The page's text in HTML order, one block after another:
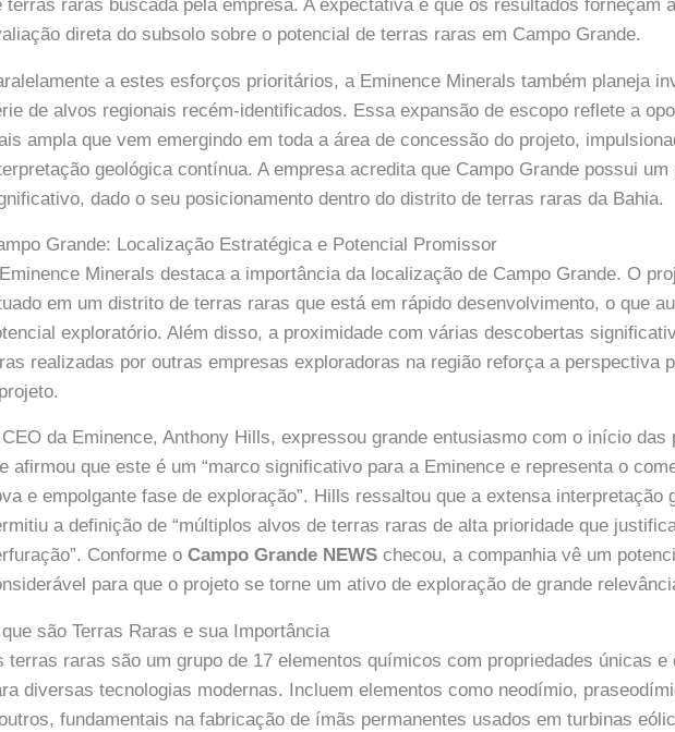
terras raras buscada pela empresa. A expectativa é que os resultados forneçam
direta do subsolo sobre o potencial de terras raras em Campo Grande.
a estes esforços prioritários, a Eminence Minerals também planeja
de alvos regionais recém-identificados. Essa expansão de escopo reflete a
ampla que vem emergindo em toda a área de concessão do projeto,
geológica contínua. A empresa acredita que Campo Grande possui um
dado o seu posicionamento dentro do distrito de terras raras da Bahia.
Grande: Localização Estratégica e Potencial Promissor
Minerals destaca a importância da localização de Campo Grande. O
em um distrito de terras raras que está em rápido desenvolvimento, o que
exploratório. Além disso, a proximidade com várias descobertas
realizadas por outras empresas exploradoras na região reforça a perspectiva
da Eminence, Anthony Hills, expressou grande entusiasmo com o início das
afirmou que este é um “marco significativo para a Eminence e representa o
e empolgante fase de exploração”. Hills ressaltou que a extensa interpretação
a definição de “múltiplos alvos de terras raras de alta prioridade que
Conforme oCampo Grande NEWS checou, a companhia vê um
para que o projeto se torne um ativo de exploração de grande
são Terras Raras e sua Importância
terras raras são um grupo de 17 elementos químicos com propriedades únicas e
diversas tecnologias modernas. Incluem elementos como neodímio,
fundamentais na fabricação de ímãs permanentes usados em turbinas